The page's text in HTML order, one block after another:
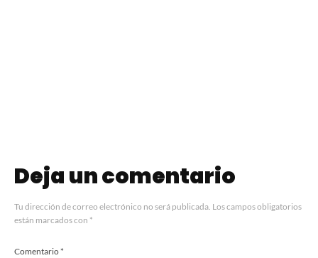
Deja un comentario
Tu dirección de correo electrónico no será publicada. Los campos obligatorios
están marcados con *
Comentario*